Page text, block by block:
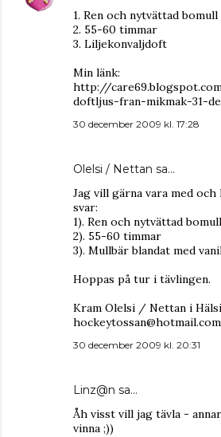
1. Ren och nytvättad bomull
2. 55-60 timmar
3. Liljekonvaljdoft
Min länk:
http://
doftljus-fran-mikmak-31-
30 december 2009 kl. 17:28
Olelsi / Nettan sa…
Jag vill gärna vara med
svar:
1). Ren och nytvättad bomull
2). 55-60 timmar
3). Mullbär blandat med
Hoppas på tur i tävlingen.
Kram Olelsi / Nettan i
hockeytossan@hotmail.com
30 december 2009 kl. 20:31
Linz@n sa…
Åh visst vill jag tävla -
vinna ;))